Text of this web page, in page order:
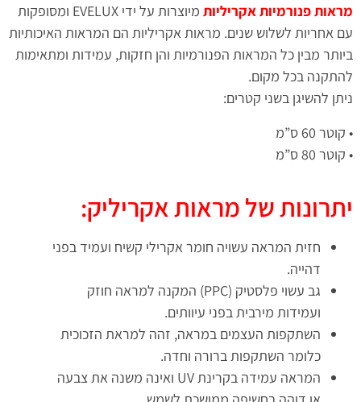
מראות פנורמיות אקריליות
מיוצרות על ידי EVELUX ומסופקות
עם אחריות לשלוש שנים. מראות אקריליות הם המראות האיכותיות
ביותר מבין כל המראות הפנורמיות והן חזקות, עמידות ומתאימות
להתקנה בכל מקום.
ניתן להשיגן בשני קטרים:
• קוטר 60 ס”מ
• קוטר 80 ס”מ
יתרונות של מראות אקריליק:
חזית המראה עשויה חומר אקרילי קשיח ועמיד בפני
דהייה.
גב עשוי פלסטיק (PPC) המקנה למראה חוזק
ועמידות מירבית בפני עיוותים.
השתקפות העצמים במראה, זהה למראת הזכוכית
כלומר השתקפות ברורה וחדה.
המראה עמידה בקרינת UV ואינה משנה את צבעה